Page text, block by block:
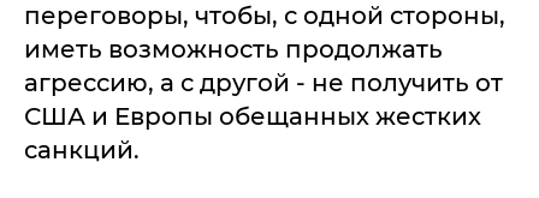
переговоры, чтобы, с одной стороны,
иметь возможность продолжать
агрессию, а с другой - не получить от
США и Европы обещанных жестких
санкций.